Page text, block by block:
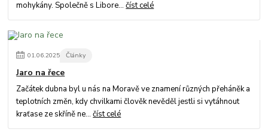
mohykány. Společně s Libore...číst celé
01.06.2025 Články
Jaro na řece
Začátek dubna byl u nás na Moravě ve znamení různých přeháněk a
teplotních změn, kdy chvilkami člověk nevěděl jestli si vytáhnout
kraťase ze skříně ne...číst celé